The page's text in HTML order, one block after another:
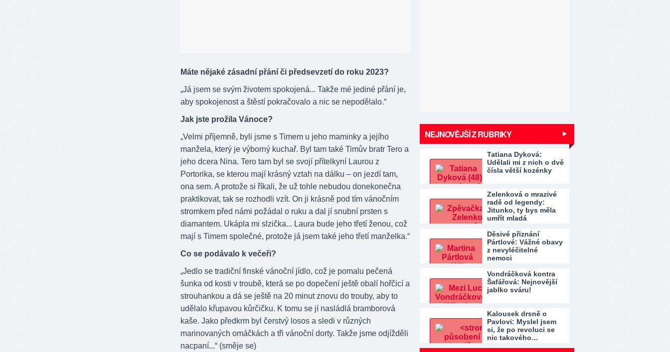
Máte nějaké zásadní přání či předsevzetí do roku 2023?
„Já jsem se svým životem spokojená... Takže mé jediné přání je,
aby spokojenost a štěstí pokračovalo a nic se nepodělalo.“
Jak jste prožila Vánoce?
„Velmi příjemně, byli jsme s Timem u jeho maminky a jejího
manžela, který je výborný kuchař. Byl tam také Timův bratr Tero a
jeho dcera Nina. Tero tam byl se svojí přítelkyní Laurou z
Portorika, se kterou mají krásný vztah na dálku – on jezdí tam,
ona sem. A protože si říkali, že už tohle nebudou donekonečna
praktikovat, tak se rozhodli vzít. On ji krásně pod tím vánočním
stromkem před námi požádal o ruku a dal jí snubní prsten s
diamantem. Ukápla mi slzička... Laura bude jeho třetí ženou, což
mají s Timem společné, protože já jsem také jeho třetí manželka.“
Co se podávalo k večeři?
„Jedlo se tradiční finské vánoční jídlo, což je pomalu pečená
šunka od kosti v troubě, která se po dopečení ještě obalí hořčicí a
strouhankou a dá se ještě na 20 minut znovu do trouby, aby to
udělalo křupavou kůrčičku. K tomu se jí nasládlá bramborová
kaše. Jako předkrm byl čerstvý losos a sledi v různých
marinovaných omáčkách a tři vánoční dorty. Takže jsme odjížděli
nacpaní...“ (směje se)
NEJNOVĚJŠÍ Z RUBRIKY
Tatiana Dyková:
Udělali mi z nich o dvě
čísla větší kozénky
Zelenková o mrazivé
radě od legendy:
Jitunko, ty bys měla
umřít mladá
Děsivé přiznání
Pártlové: Vážné obavy
z nevyléčitelné
nemoci
Vondráčková kontra
Šafářová: Nejnovější
jablko sváru!
Kalousek drsně o
Pavlovi: Myslel jsem
si, že po revoluci se
nic takového…